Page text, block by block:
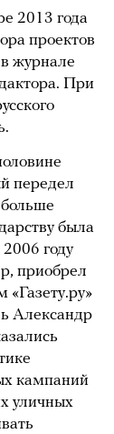
2013 года
проектов
журнале
При
передел
была
году
приобрел
Александр
кампаний
уличных